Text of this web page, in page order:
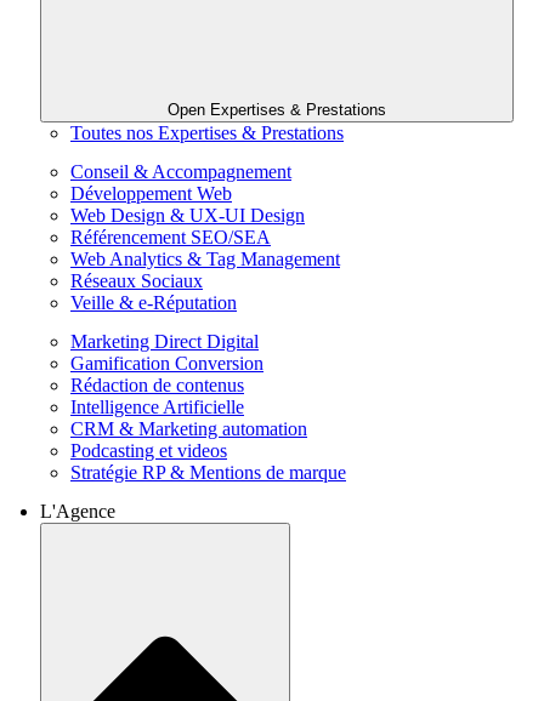
Open Expertises & Prestations
Toutes nos Expertises & Prestations
Conseil & Accompagnement
Développement Web
Web Design & UX-UI Design
Référencement SEO/SEA
Web Analytics & Tag Management
Réseaux Sociaux
Veille & e-Réputation
Marketing Direct Digital
Gamification Conversion
Rédaction de contenus
Intelligence Artificielle
CRM & Marketing automation
Podcasting et videos
Stratégie RP & Mentions de marque
L'Agence